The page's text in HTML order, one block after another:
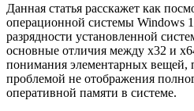
Данная статья расскажет как
операционной системы Windows
разрядности установленной
основные отличия между x32 и
понимания элементарных вещей,
проблемой не отображения
оперативной памяти в системе.